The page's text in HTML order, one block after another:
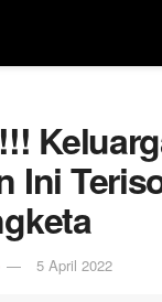
Ini
5 April 2022